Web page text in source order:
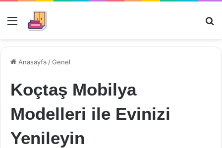
Menü
Anasayfa /Genel
Koçtaş Mobilya
Modelleri ile Evinizi
Yenileyin